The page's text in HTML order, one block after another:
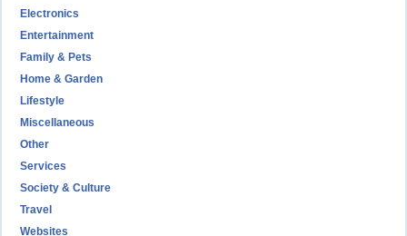
Electronics
Entertainment
Family & Pets
Home & Garden
Lifestyle
Miscellaneous
Other
Services
Society & Culture
Travel
Websites